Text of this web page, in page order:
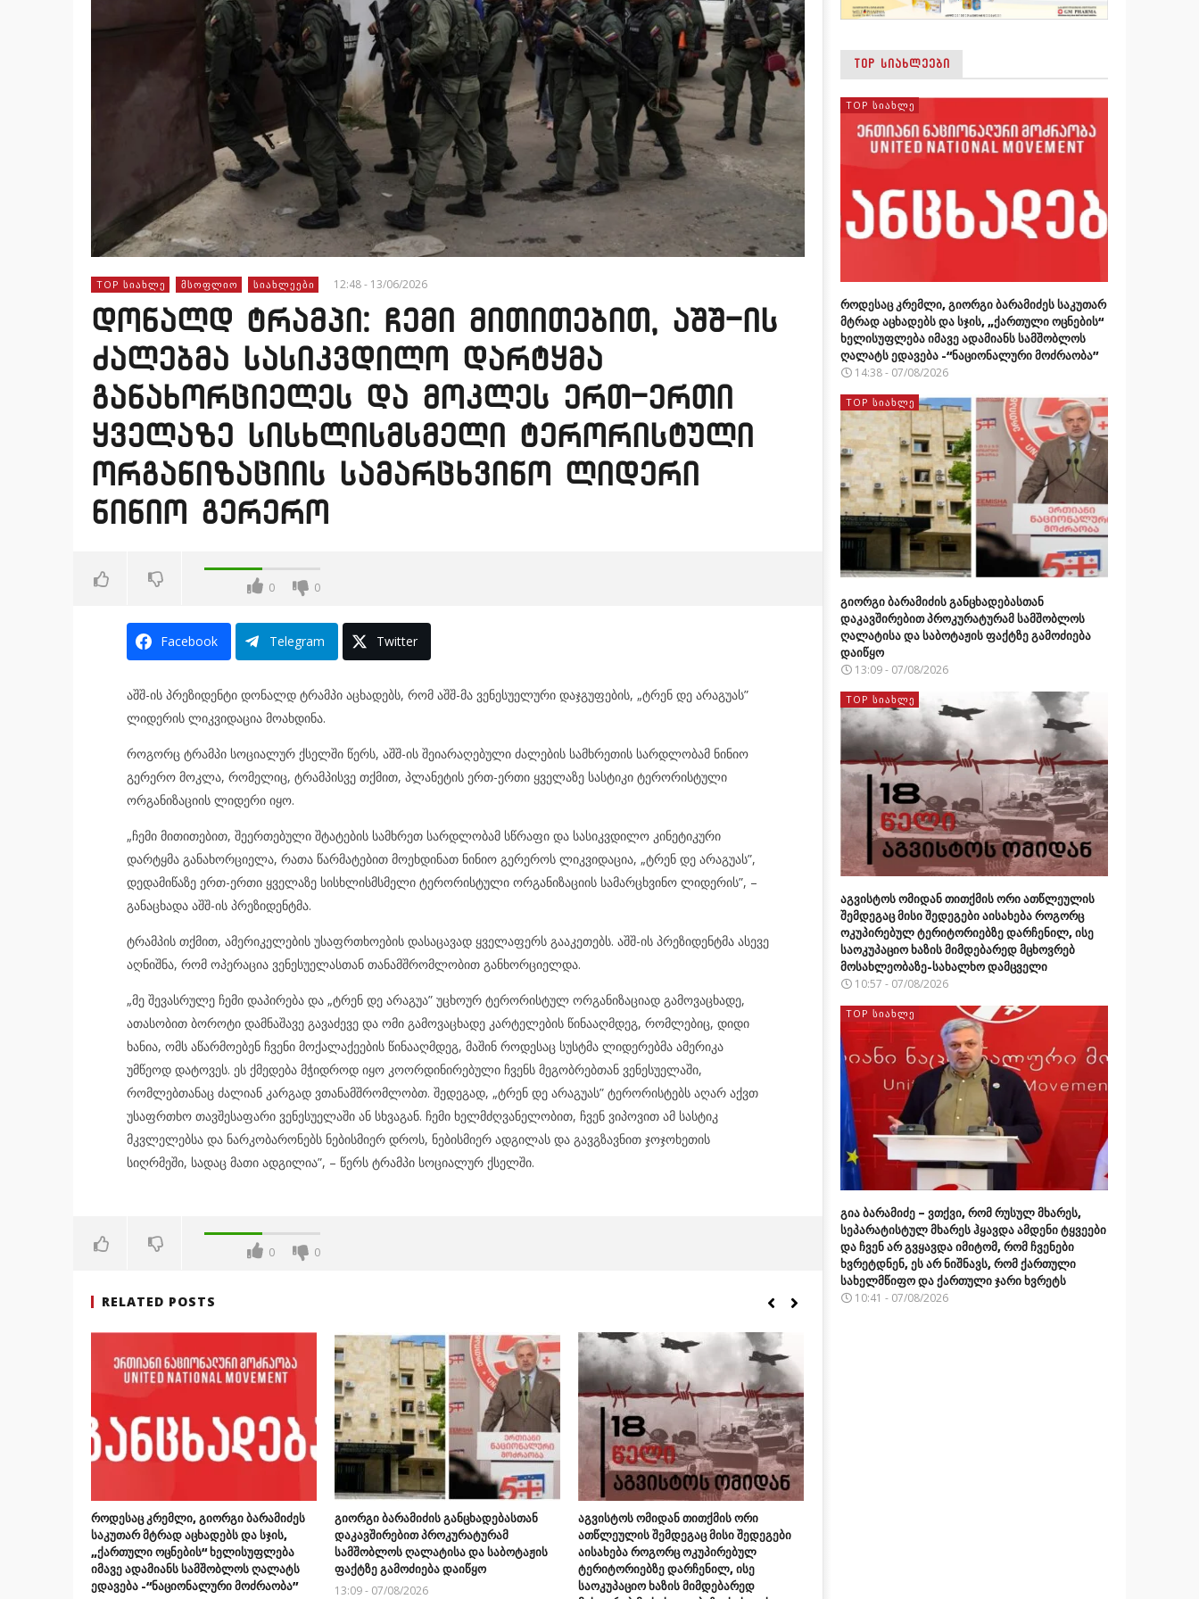
TOP ᲡᲘᲐᲮᲚᲔ ᲛᲡᲝᲤᲚᲘᲝ ᲡᲘᲐᲮᲚᲔᲔᲑᲘ 12:48 - 13/06/2026
დონალდ ტრამპი: ჩემი მითითებით, აშშ-ის
ძალებმა სასიკვდილო დარტყმა
განახორციელეს და მოკლეს ერთ-ერთი
ყველაზე სისხლისმსმელი ტერორისტული
ორგანიზაციის სამარცხვინო ლიდერი
ნინიო გერერო
0 0
Facebook Telegram Twitter
აშშ-ის პრეზიდენტი დონალდ ტრამპი აცხადებს, რომ აშშ-მა ვენესუელური დაჯგუფების, „ტრენ დე არაგუას”
ლიდერის ლიკვიდაცია მოახდინა.
როგორც ტრამპი სოციალურ ქსელში წერს, აშშ-ის შეიარაღებული ძალების სამხრეთის სარდლობამ ნინიო
გერერო მოკლა, რომელიც, ტრამპისვე თქმით, პლანეტის ერთ-ერთი ყველაზე სასტიკი ტერორისტული
ორგანიზაციის ლიდერი იყო.
„ჩემი მითითებით, შეერთებული შტატების სამხრეთ სარდლობამ სწრაფი და სასიკვდილო კინეტიკური
დარტყმა განახორციელა, რათა წარმატებით მოეხდინათ ნინიო გერეროს ლიკვიდაცია, „ტრენ დე არაგუას”,
დედამიწაზე ერთ-ერთი ყველაზე სისხლისმსმელი ტერორისტული ორგანიზაციის სამარცხვინო ლიდერის”, –
განაცხადა აშშ-ის პრეზიდენტმა.
ტრამპის თქმით, ამერიკელების უსაფრთხოების დასაცავად ყველაფერს გააკეთებს. აშშ-ის პრეზიდენტმა ასევე
აღნიშნა, რომ ოპერაცია ვენესუელასთან თანამშრომლობით განხორციელდა.
„მე შევასრულე ჩემი დაპირება და „ტრენ დე არაგუა” უცხოურ ტერორისტულ ორგანიზაციად გამოვაცხადე,
ათასობით ბოროტი დამნაშავე გავაძევე და ომი გამოვაცხადე კარტელების წინააღმდეგ, რომლებიც, დიდი
ხანია, ომს აწარმოებენ ჩვენი მოქალაქეების წინააღმდეგ, მაშინ როდესაც სუსტმა ლიდერებმა ამერიკა
უმწეოდ დატოვეს. ეს ქმედება მჭიდროდ იყო კოორდინირებული ჩვენს მეგობრებთან ვენესუელაში,
რომლებთანაც ძალიან კარგად ვთანამშრომლობთ. შედეგად, „ტრენ დე არაგუას” ტერორისტებს აღარ აქვთ
უსაფრთხო თავშესაფარი ვენესუელაში ან სხვაგან. ჩემი ხელმძღვანელობით, ჩვენ ვიპოვით ამ სასტიკ
მკვლელებსა და ნარკობარონებს ნებისმიერ დროს, ნებისმიერ ადგილას და გავგზავნით ჯოჯოხეთის
სიღრმეში, სადაც მათი ადგილია”, – წერს ტრამპი სოციალურ ქსელში.
0 0
RELATED POSTS
როდესაც კრემლი, გიორგი ბარამიძეს
საკუთარ მტრად აცხადებს და სჯის,
„ქართული ოცნების“ ხელისუფლება
იმავე ადამიანს სამშობლოს ღალატს
ედავება -“ნაციონალური მოძრაობა”
გიორგი ბარამიძის განცხადებასთან
დაკავშირებით პროკურატურამ
სამშობლოს ღალატისა და საბოტაჟის
ფაქტზე გამოძიება დაიწყო
13:09 - 07/08/2026
აგვისტოს ომიდან თითქმის ორი
ათწლეულის შემდეგაც მისი შედეგები
აისახება როგორც ოკუპირებულ
ტერიტორიებზე დარჩენილ, ისე
საოკუპაციო ხაზის მიმდებარედ
TOP ᲡᲘᲐᲮᲚᲔᲔᲑᲘ
TOP ᲡᲘᲐᲮᲚᲔ
როდესაც კრემლი, გიორგი ბარამიძეს საკუთარ
მტრად აცხადებს და სჯის, „ქართული ოცნების“
ხელისუფლება იმავე ადამიანს სამშობლოს
ღალატს ედავება -“ნაციონალური მოძრაობა”
14:38 - 07/08/2026
TOP ᲡᲘᲐᲮᲚᲔ
გიორგი ბარამიძის განცხადებასთან
დაკავშირებით პროკურატურამ სამშობლოს
ღალატისა და საბოტაჟის ფაქტზე გამოძიება
დაიწყო
13:09 - 07/08/2026
TOP ᲡᲘᲐᲮᲚᲔ
აგვისტოს ომიდან თითქმის ორი ათწლეულის
შემდეგაც მისი შედეგები აისახება როგორც
ოკუპირებულ ტერიტორიებზე დარჩენილ, ისე
საოკუპაციო ხაზის მიმდებარედ მცხოვრებ
მოსახლეობაზე-სახალხო დამცველი
10:57 - 07/08/2026
TOP ᲡᲘᲐᲮᲚᲔ
გია ბარამიძე – ვთქვი, რომ რუსულ მხარეს,
სეპარატისტულ მხარეს ჰყავდა ამდენი ტყვეები
და ჩვენ არ გვყავდა იმიტომ, რომ ჩვენები
ხვრეტდნენ, ეს არ ნიშნავს, რომ ქართული
სახელმწიფო და ქართული ჯარი ხვრეტს
10:41 - 07/08/2026